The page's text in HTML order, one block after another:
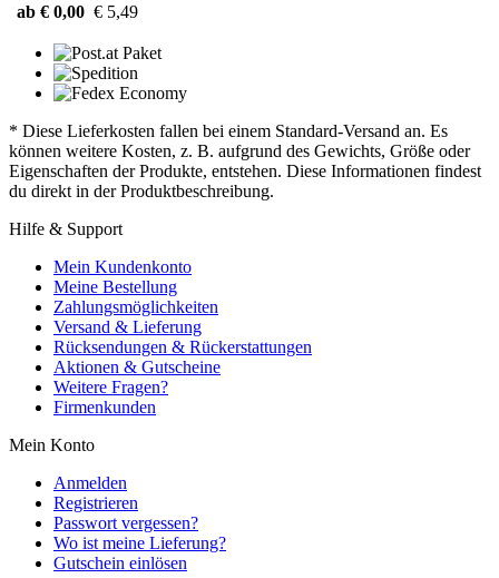
ab € 0,00 € 5,49
* Diese Lieferkosten fallen bei einem Standard-Versand an. Es
können weitere Kosten, z. B. aufgrund des Gewichts, Größe oder
Eigenschaften der Produkte, entstehen. Diese Informationen findest
du direkt in der Produktbeschreibung.
Hilfe & Support
Mein Kundenkonto
Meine Bestellung
Zahlungsmöglichkeiten
Versand & Lieferung
Rücksendungen & Rückerstattungen
Aktionen & Gutscheine
Weitere Fragen?
Firmenkunden
Mein Konto
Anmelden
Registrieren
Passwort vergessen?
Wo ist meine Lieferung?
Gutschein einlösen